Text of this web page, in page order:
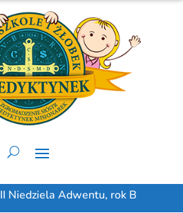
II Niedziela Adwentu, rok B